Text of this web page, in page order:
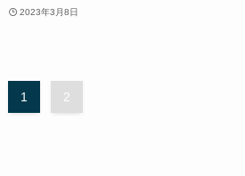
2023年3月8日
1 2